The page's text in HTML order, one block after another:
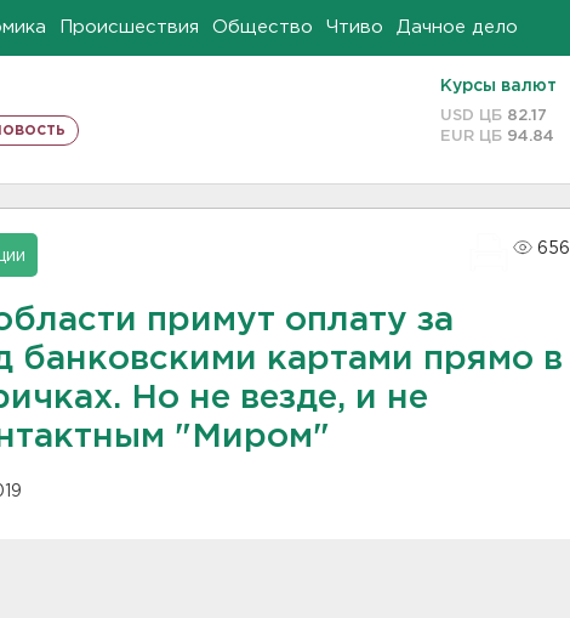
Происшествия Общество Чтиво Дачное дело
Курсы валют
USD ЦБ 82.17
EUR ЦБ 94.84
6561
примут оплату за
банковскими картами прямо в
Но не везде, и не
"Миром"